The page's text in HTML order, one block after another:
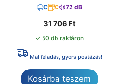
C C 72 dB
31 706 Ft
✓ 50 db raktáron
Mai feladás, gyors postázás!
Kosárba teszem